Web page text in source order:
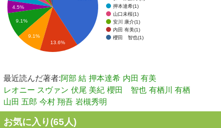
押本達希(1)
山口未桜(1)
安川 康介(1)
内田 有美(1)
櫻田 智也(1)
4.5%
9.1%
9.1%
13.6%
最近読んだ著者:阿部 結 押本達希 内田 有美
レオニー スヴァン 伏尾 美紀 櫻田 智也 有栖川 有栖
山田 五郎 今村 翔吾 岩槻秀明
お気に入り(65人)